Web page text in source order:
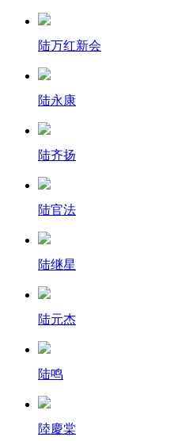
陆万红新会
陆永康
陆齐扬
陆官法
陆继星
陆元杰
陆鸣
陸慶棠